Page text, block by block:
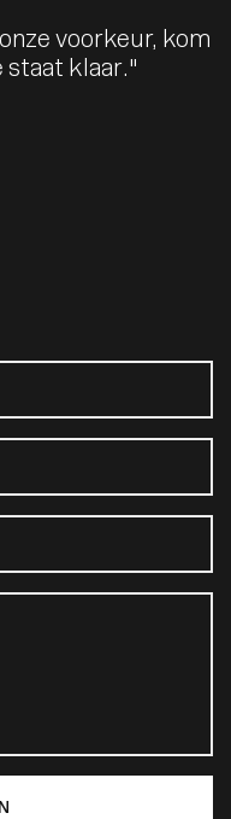
voorkeur, kom
staat klaar."